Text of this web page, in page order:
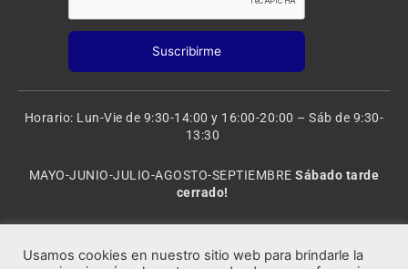
Horario: Lun-Vie de 9:30-14:00 y 16:00-20:00 – Sáb de 9:30-
13:30
MAYO-JUNIO-JULIO-AGOSTO-SEPTIEMBRESábado tarde
cerrado!
Usamos cookies en nuestro sitio web para brindarle la